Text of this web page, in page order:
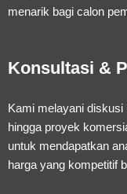
menarik bagi calon
Konsultasi &
Kami melayani diskusi
hingga proyek
untuk mendapatkan
harga yang kompetitif